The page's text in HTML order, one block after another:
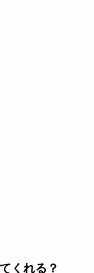
くれる？